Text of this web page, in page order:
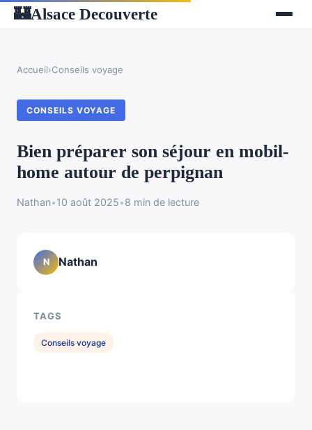
🏰Alsace Decouverte
Accueil›Conseils voyage
CONSEILS VOYAGE
Bien préparer son séjour en mobil-
home autour de perpignan
Nathan•10 août 2025•8 min de lecture
N Nathan
TAGS
Conseils voyage